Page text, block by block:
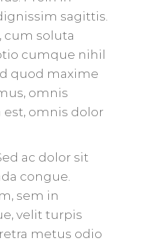
sagittis.
cum soluta
cumque nihil
quod maxime
omnis
omnis dolor
ac dolor sit
congue.
sem in
velit turpis
metus odio